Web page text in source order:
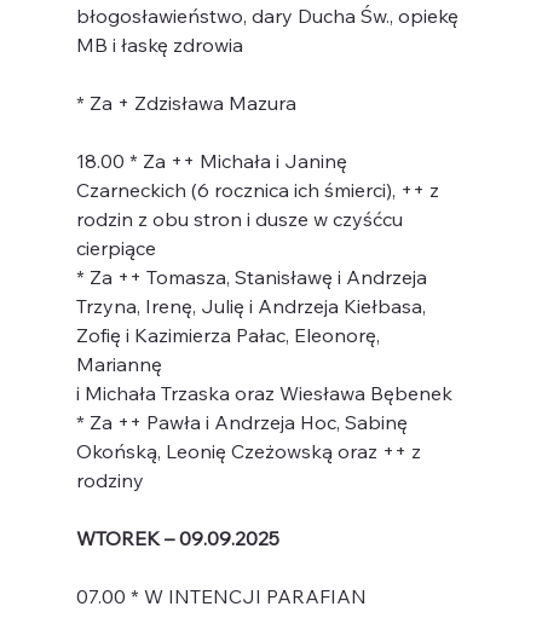
błogosławieństwo, dary Ducha Św., opiekę
MB i łaskę zdrowia
* Za + Zdzisława Mazura
18.00 * Za ++ Michała i Janinę
Czarneckich (6 rocznica ich śmierci), ++ z
rodzin z obu stron i dusze w czyśćcu
cierpiące
* Za ++ Tomasza, Stanisławę i Andrzeja
Trzyna, Irenę, Julię i Andrzeja Kiełbasa,
Zofię i Kazimierza Pałac, Eleonorę,
Mariannę
i Michała Trzaska oraz Wiesława Bębenek
* Za ++ Pawła i Andrzeja Hoc, Sabinę
Okońską, Leonię Czeżowską oraz ++ z
rodziny
WTOREK – 09.09.2025
07.00 * W INTENCJI PARAFIAN